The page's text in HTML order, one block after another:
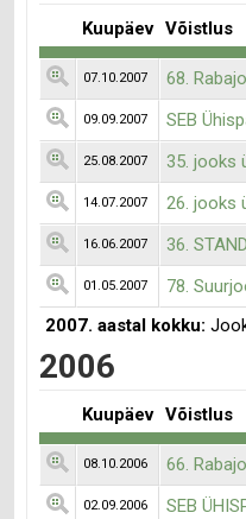
Kuupäev Võistlus
07.10.2007 68.
09.09.2007 SEB
25.08.2007 35. jooks
14.07.2007 26. jooks
16.06.2007 36.
01.05.2007 78.
2007. aastal kokku:
2006
Kuupäev Võistlus
08.10.2006 66.
02.09.2006 SEB